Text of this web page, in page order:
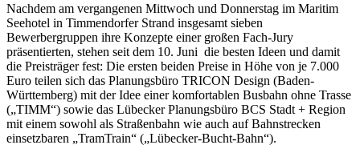
Nachdem am vergangenen Mittwoch und Donnerstag im Maritim
Seehotel in Timmendorfer Strand insgesamt sieben
Bewerbergruppen ihre Konzepte einer großen Fach-Jury
präsentierten, stehen seit dem 10. Juni die besten Ideen und damit
die Preisträger fest: Die ersten beiden Preise in Höhe von je 7.000
Euro teilen sich das Planungsbüro TRICON Design (Baden-
Württemberg) mit der Idee einer komfortablen Busbahn ohne Trasse
(„TIMM“) sowie das Lübecker Planungsbüro BCS Stadt + Region
mit einem sowohl als Straßenbahn wie auch auf Bahnstrecken
einsetzbaren „TramTrain“ („Lübecker-Bucht-Bahn“).